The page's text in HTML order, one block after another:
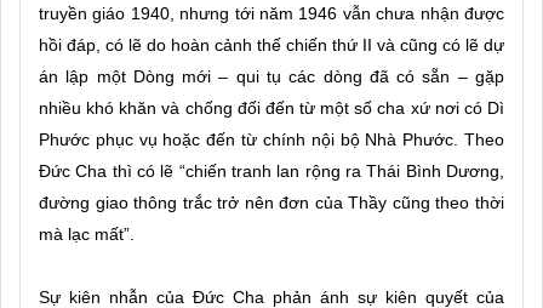
truyền giáo 1940, nhưng tới năm 1946 vẫn chưa nhận được
hồi đáp, có lẽ do hoàn cảnh thế chiến thứ II và cũng có lẽ dự
án lập một Dòng mới – qui tụ các dòng đã có sẵn – gặp
nhiều khó khăn và chống đối đến từ một số cha xứ nơi có Dì
Phước phục vụ hoặc đến từ chính nội bộ Nhà Phước. Theo
Đức Cha thì có lẽ “chiến tranh lan rộng ra Thái Bình Dương,
đường giao thông trắc trở nên đơn của Thầy cũng theo thời
mà lạc mất”.
Sự kiên nhẫn của Đức Cha phản ánh sự kiên quyết của